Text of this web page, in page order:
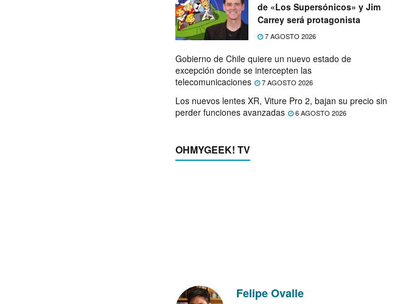
de «Los Supersónicos» y Jim
Carrey será protagonista
7 AGOSTO 2026
Gobierno de Chile quiere un nuevo estado de
excepción donde se intercepten las
telecomunicaciones
7 AGOSTO 2026
Los nuevos lentes XR, Viture Pro 2, bajan su precio sin
perder funciones avanzadas
6 AGOSTO 2026
OHMYGEEK! TV
Felipe Ovalle